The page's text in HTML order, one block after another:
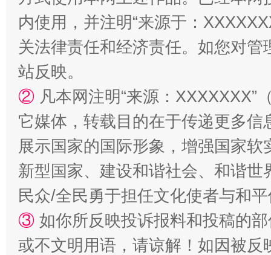
国家大学科技园优化重塑工作
内使用，并注明“来源于：
关法律责任和经济责任。如您对
站反映。
② 凡本网注明“来源：
它媒体，转载目的在于传递更多
展示国家的国际形象，增强国家
新型国家、建设和谐社会、和谐
民众/全民勇于担任文化使者与和
③ 如你所反映投诉报料和投稿的
或不文明用语，请谅解！如因被